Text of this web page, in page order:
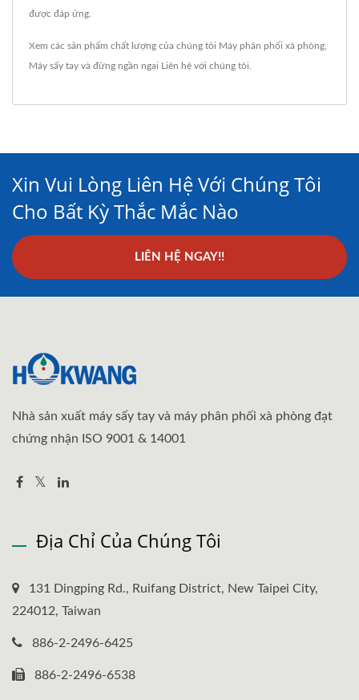
được đáp ứng.
Xem các sản phẩm chất lượng của chúng tôi Máy phân phối xà phòng
Máy sấy tay và đừng ngần ngại Liên hệ với chúng tôi
Xin Vui Lòng Liên Hệ Với Chúng Tôi
Cho Bất Kỳ Thắc Mắc Nào
LIÊN HỆ NGAY!!
Nhà sản xuất máy sấy tay và máy phân phối xà phòng đạt
chứng nhận ISO 9001 & 14001
Địa Chỉ Của Chúng Tôi
131 Dingping Rd., Ruifang District, New Taipei City,
224012, Taiwan
886-2-2496-6425
886-2-2496-6538